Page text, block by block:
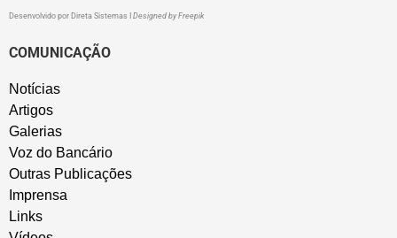
Desenvolvido por Direta Sistemas Designed by Freepik
COMUNICAÇÃO
Notícias
Artigos
Galerias
Voz do Bancário
Outras Publicações
Imprensa
Links